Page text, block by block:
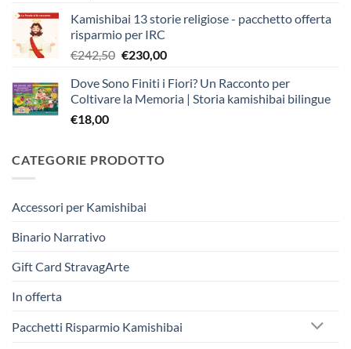
Kamishibai 13 storie religiose - pacchetto offerta
risparmio per IRC
€242,50 Il
originale
era:
€230,00Il
attuale
è:
Dove Sono Finiti i Fiori? Un Racconto per
Coltivare la Memoria | Storia kamishibai bilingue
€18,00
CATEGORIE PRODOTTO
Accessori per Kamishibai
Binario Narrativo
Gift Card StravagArte
In offerta
Pacchetti Risparmio Kamishibai